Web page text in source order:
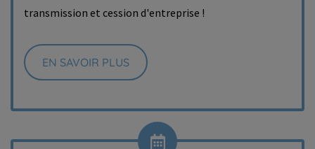
transmission et cession d'entreprise !
EN SAVOIR PLUS